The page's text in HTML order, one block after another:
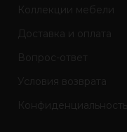
Коллекции мебели
Доставка и оплата
Вопрос-ответ
Условия возврата
Конфиденциальность